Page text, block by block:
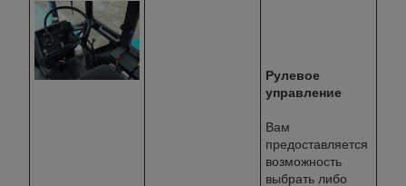
Рулевое
управление
Вам
предоставляется
возможность
выбрать либо